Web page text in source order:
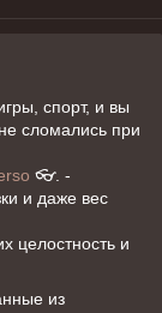
спорт, и вы
сломались при
👓. -
и даже вес
целостность и
из